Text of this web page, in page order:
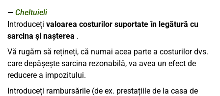
Cheltuieli
Introduceți valoarea costurilor suportate în legătură cu
sarcina și nașterea .
Vă rugăm să rețineți, că numai acea parte a costurilor dvs.
care depășește sarcina rezonabilă, va avea un efect de
reducere a impozitului.
Introduceți rambursările (de ex. prestațiile de la casa de